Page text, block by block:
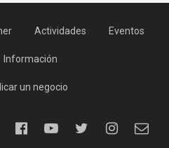
Actividades Eventos
Información
un negocio